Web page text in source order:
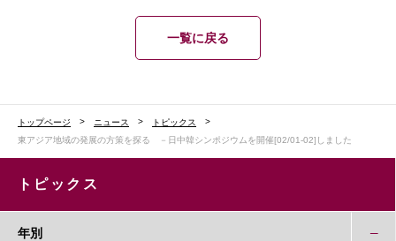
一覧に戻る
トップページ ニュース
トピックス
東アジア地域の発展の方策を探る －日中韓シンポジウムを開催[02/01-02]しました
トピックス
年別